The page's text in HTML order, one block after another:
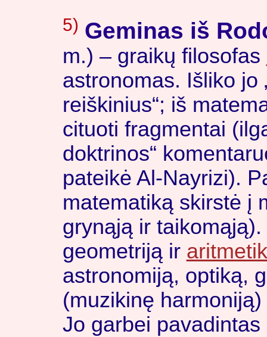
5) Geminas iš
m.) – graikų filosofas
astronomas. Išliko jo
reiškinius“; iš
cituoti fragmentai
doktrinos“
pateikė Al-Nayrizi).
matematiką skirstė į
grynąją ir
geometriją ir
astronomiją, optiką,
(muzikinę
Jo garbei